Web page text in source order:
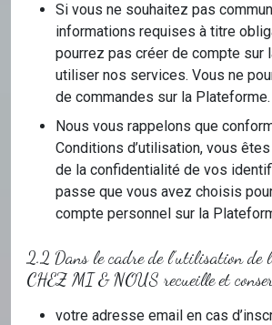
Si vous ne souhaitez pas
informations requises à titre
pourrez pas créer de compte sur
utiliser nos services. Vous ne
de commandes sur la Plateforme.
Nous vous rappelons que
Conditions d’utilisation, vous
de la confidentialité de vos
passe que vous avez choisis
compte personnel sur la
2.2 Dans le cadre de l’utilisation de
CHEZ MI & NOUS recueille et
votre adresse email en cas